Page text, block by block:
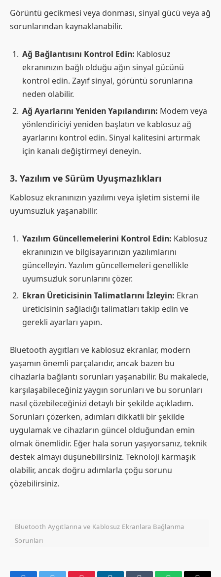
Görüntü gecikmesi veya donması, sinyal gücü veya ağ
sorunlarından kaynaklanabilir.
Ağ Bağlantısını Kontrol Edin: Kablosuz
ekranınızın bağlı olduğu ağın sinyal gücünü
kontrol edin. Zayıf sinyal, görüntü sorunlarına
neden olabilir.
Ağ Ayarlarını Yeniden Yapılandırın: Modem veya
yönlendiriciyi yeniden başlatın ve kablosuz ağ
ayarlarını kontrol edin. Sinyal kalitesini artırmak
için kanalı değiştirmeyi deneyin.
3. Yazılım ve Sürüm Uyuşmazlıkları
Kablosuz ekranınızın yazılımı veya işletim sistemi ile
uyumsuzluk yaşanabilir.
Yazılım Güncellemelerini Kontrol Edin: Kablosuz
ekranınızın ve bilgisayarınızın yazılımlarını
güncelleyin. Yazılım güncellemeleri genellikle
uyumsuzluk sorunlarını çözer.
Ekran Üreticisinin Talimatlarını İzleyin: Ekran
üreticisinin sağladığı talimatları takip edin ve
gerekli ayarları yapın.
Bluetooth aygıtları ve kablosuz ekranlar, modern
yaşamın önemli parçalarıdır, ancak bazen bu
cihazlarla bağlantı sorunları yaşanabilir. Bu makalede,
karşılaşabileceğiniz yaygın sorunları ve bu sorunları
nasıl çözebileceğinizi detaylı bir şekilde açıkladım.
Sorunları çözerken, adımları dikkatli bir şekilde
uygulamak ve cihazların güncel olduğundan emin
olmak önemlidir. Eğer hala sorun yaşıyorsanız, teknik
destek almayı düşünebilirsiniz. Teknoloji karmaşık
olabilir, ancak doğru adımlarla çoğu sorunu
çözebilirsiniz.
Bluetooth Aygıtlarına ve Kablosuz Ekranlara Bağlanma
Sorunları